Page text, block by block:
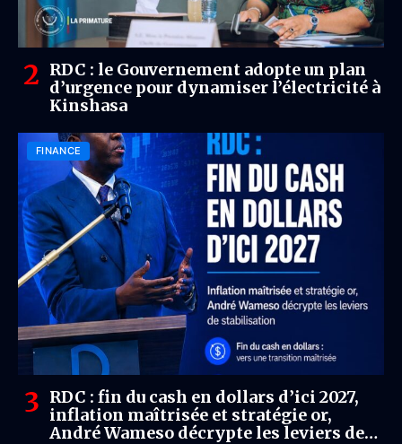
RDC : le Gouvernement adopte un plan
d’urgence pour dynamiser l’électricité à
Kinshasa
FINANCE
RDC : fin du cash en dollars d’ici 2027,
inflation maîtrisée et stratégie or,
André Wameso décrypte les leviers de